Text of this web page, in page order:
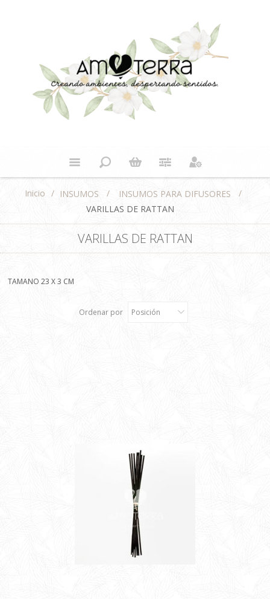
Inicio / INSUMOS / INSUMOS PARA DIFUSORES
/
VARILLAS DE RATTAN
VARILLAS DE RATTAN
TAMANO 23 X 3 CM
Ordenar por Posición